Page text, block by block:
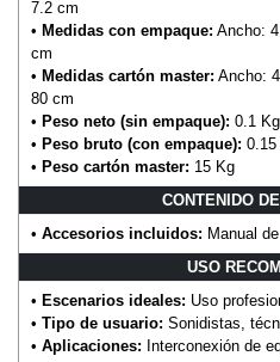
7.2 cm
• Medidas con empaque: Ancho:
cm
• Medidas cartón master: Ancho:
80 cm
• Peso neto (sin empaque): 0.1 Kg
• Peso bruto (con empaque): 0.15
• Peso cartón master: 15 Kg
CONTENIDO
• Accesorios incluidos: Manual
USO
• Escenarios ideales: Uso
• Tipo de usuario: Sonidistas,
• Aplicaciones: Interconexión de